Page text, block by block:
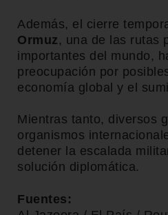
Además, el cierre
Ormuz , una de las rutas
importantes del mundo,
preocupación por
economía global y el
Mientras tanto, diversos
organismos
detener la escalada
solución diplomática.
Fuentes: